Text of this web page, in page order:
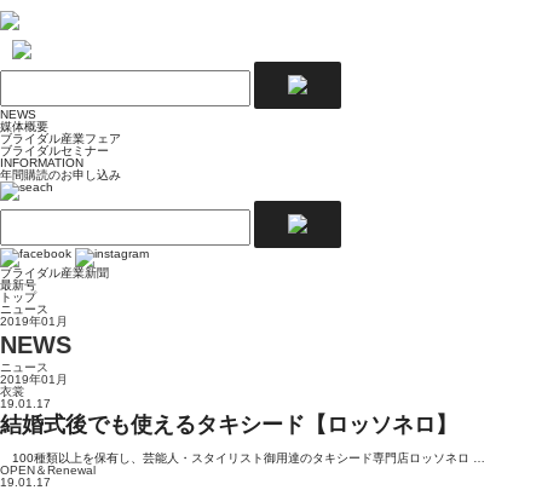
NEWS
媒体概要
ブライダル産業フェア
ブライダルセミナー
INFORMATION
年間購読のお申し込み
ブライダル産業新聞
最新号
トップ
ニュース
2019年01月
NEWS
ニュース
2019年01月
衣裳
19.01.17
結婚式後でも使えるタキシード【ロッソネロ】
100種類以上を保有し、芸能人・スタイリスト御用達のタキシード専門店ロッソネロ …
OPEN＆Renewal
19.01.17